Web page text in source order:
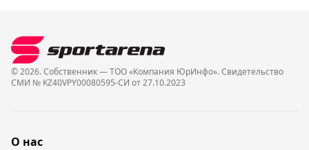
© 2026. Собственник — ТОО «Компания ЮрИнфо». Cвидетельство
СМИ № KZ40VPY00080595-СИ от 27.10.2023
О нас